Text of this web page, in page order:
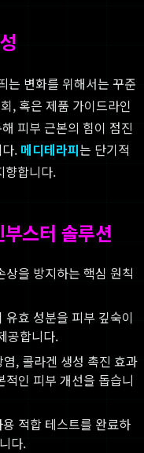
는 변화를 위해서는 꾸준
, 혹은 제품 가이드라인
피부 근본의 힘이 점진
. 메디테라피는 단기적
향합니다.
스터 솔루션
상을 방지하는 핵심 원칙
유효 성분을 피부 깊숙이
공합니다.
, 콜라겐 생성 촉진 효과
인 피부 개선을 돕습니
적합 테스트를 완료하
다.